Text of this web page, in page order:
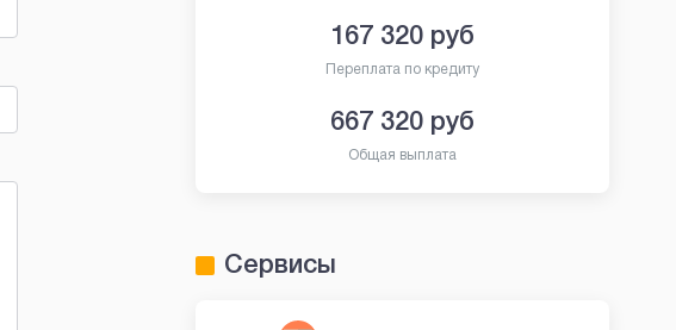
167 320 руб
Переплата по кредиту
667 320 руб
Общая выплата
Сервисы